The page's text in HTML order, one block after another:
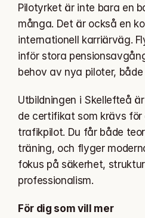
Pilotyrket är inte bara en
många. Det är också en
internationell karriärväg.
inför stora
behov av nya piloter,
Utbildningen i Skellefteå
de certifikat som krävs
trafikpilot. Du får både
träning, och flyger
fokus på säkerhet,
professionalism.
För dig som vill mer